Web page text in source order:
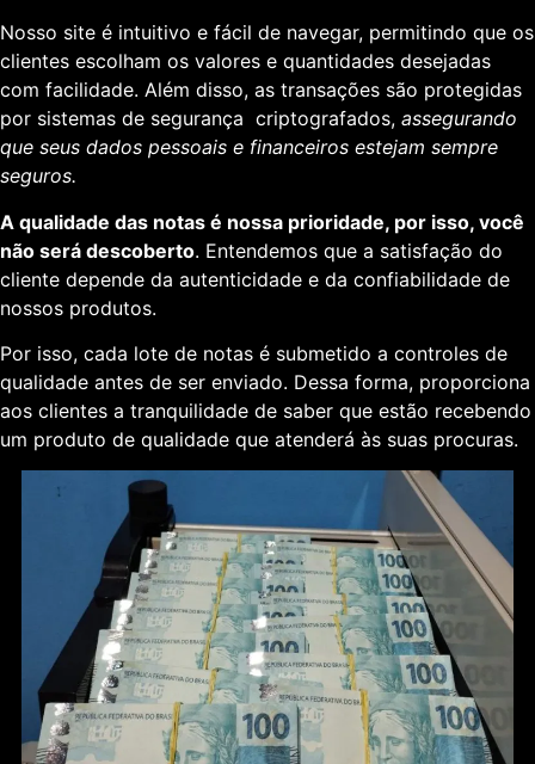
Nosso site é intuitivo e fácil de navegar, permitindo que os
clientes escolham os valores e quantidades desejadas
com facilidade. Além disso, as transações são protegidas
por sistemas de segurança criptografados, assegurando
que seus dados pessoais e financeiros estejam sempre
seguros.
A qualidade das notas é nossa prioridade, por isso, você
não será descoberto. Entendemos que a satisfação do
cliente depende da autenticidade e da confiabilidade de
nossos produtos.
Por isso, cada lote de notas é submetido a controles de
qualidade antes de ser enviado. Dessa forma, proporciona
aos clientes a tranquilidade de saber que estão recebendo
um produto de qualidade que atenderá às suas procuras.